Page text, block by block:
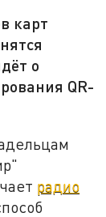
карт
о
QR-
радио